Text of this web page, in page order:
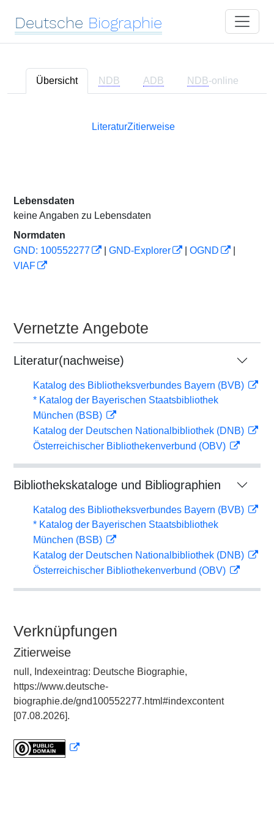
Deutsche Biographie
Übersicht NDB ADB NDB-online
LiteraturZitierweise
Lebensdaten
keine Angaben zu Lebensdaten
Normdaten
GND: 100552277
GND-Explorer OGND
VIAF
Vernetzte Angebote
Literatur(nachweise)
Katalog des Bibliotheksverbundes Bayern (BVB)
* Katalog der Bayerischen Staatsbibliothek
München (BSB)
Katalog der Deutschen Nationalbibliothek (DNB)
Österreichischer Bibliothekenverbund (OBV)
Bibliothekskataloge und Bibliographien
Katalog des Bibliotheksverbundes Bayern (BVB)
* Katalog der Bayerischen Staatsbibliothek
München (BSB)
Katalog der Deutschen Nationalbibliothek (DNB)
Österreichischer Bibliothekenverbund (OBV)
Verknüpfungen
Zitierweise
null, Indexeintrag: Deutsche Biographie,
https://www.deutsche-
biographie.de/gnd100552277.html#indexcontent
[07.08.2026].